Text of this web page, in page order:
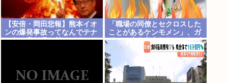
【安倍・岡田悲報】熊本イオ
ンの爆発事故ってなんでテナ
ントに責任押し付けてるの？
「職場の同僚とセクロスした
ことがあるケンモメン」、ガ
チで一人も存在しないことが
判明